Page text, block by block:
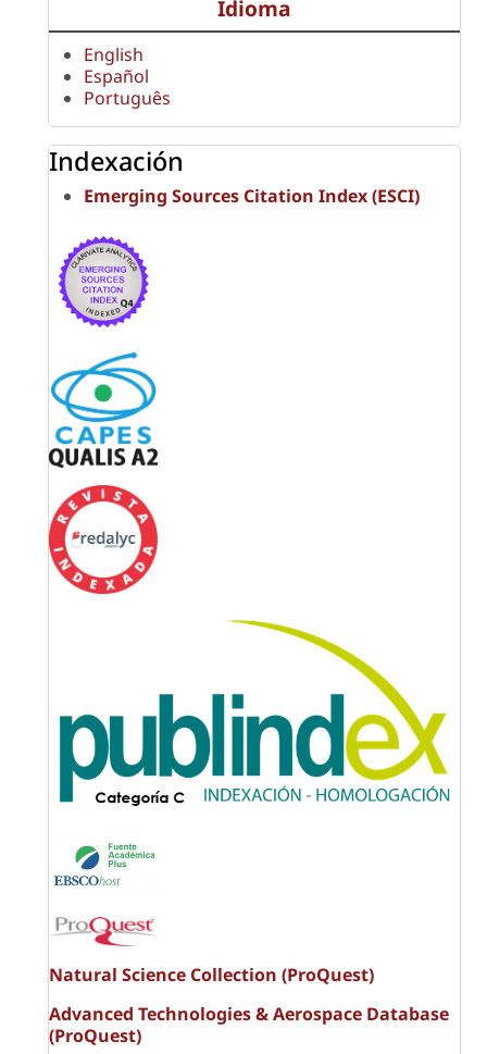
Idioma
English
Español
Português
Indexación
Emerging Sources Citation Index (ESCI)
Natural Science Collection (ProQuest)
Advanced Technologies & Aerospace Database
(ProQuest)